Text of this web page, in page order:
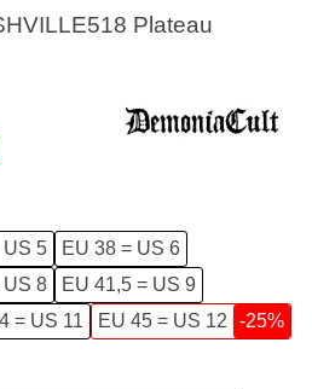
Plateau
US 5
EU 38 = US 6
US 8
EU 41,5 = US 9
= US 11 EU 45 = US 12
-25%